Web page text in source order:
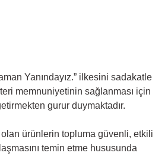
Yanındayız.” ilkesini sadakatle
memnuniyetinin sağlanması için
gurur duymaktadır.
olan ürünlerin topluma güvenli, etkili
temin etme hususunda